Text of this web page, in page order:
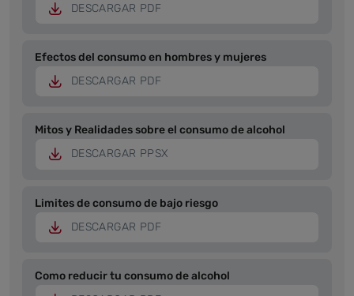
DESCARGAR PDF
Efectos del consumo en hombres y mujeres
DESCARGAR PDF
Mitos y Realidades sobre el consumo de alcohol
DESCARGAR PPSX
Limites de consumo de bajo riesgo
DESCARGAR PDF
Como reducir tu consumo de alcohol